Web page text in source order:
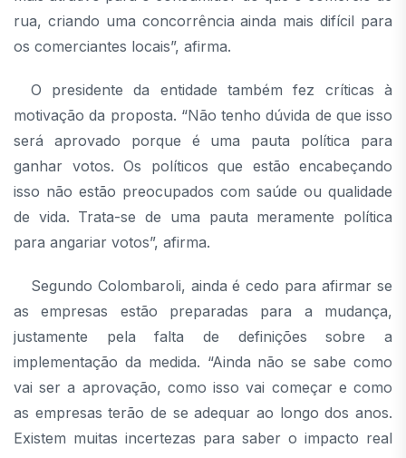
rua, criando uma concorrência ainda mais difícil para
os comerciantes locais”, afirma.
O presidente da entidade também fez críticas à
motivação da proposta. “Não tenho dúvida de que isso
será aprovado porque é uma pauta política para
ganhar votos. Os políticos que estão encabeçando
isso não estão preocupados com saúde ou qualidade
de vida. Trata-se de uma pauta meramente política
para angariar votos”, afirma.
Segundo Colombaroli, ainda é cedo para afirmar se
as empresas estão preparadas para a mudança,
justamente pela falta de definições sobre a
implementação da medida. “Ainda não se sabe como
vai ser a aprovação, como isso vai começar e como
as empresas terão de se adequar ao longo dos anos.
Existem muitas incertezas para saber o impacto real